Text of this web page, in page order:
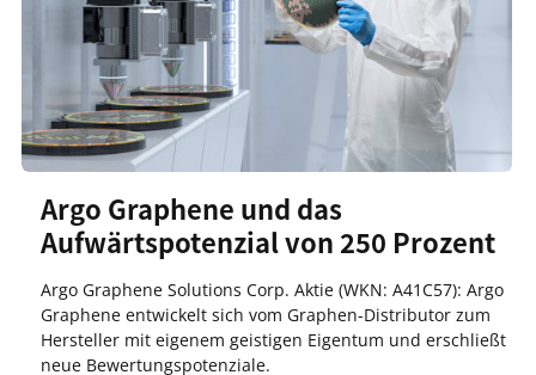
Argo Graphene und das
Aufwärtspotenzial von 250 Prozent
Argo Graphene Solutions Corp. Aktie (WKN: A41C57): Argo
Graphene entwickelt sich vom Graphen-Distributor zum
Hersteller mit eigenem geistigen Eigentum und erschließt
neue Bewertungspotenziale.